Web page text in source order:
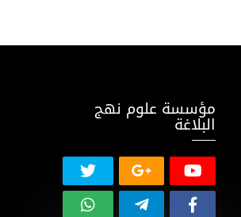
مؤسسة علوم نهج
البلاغة